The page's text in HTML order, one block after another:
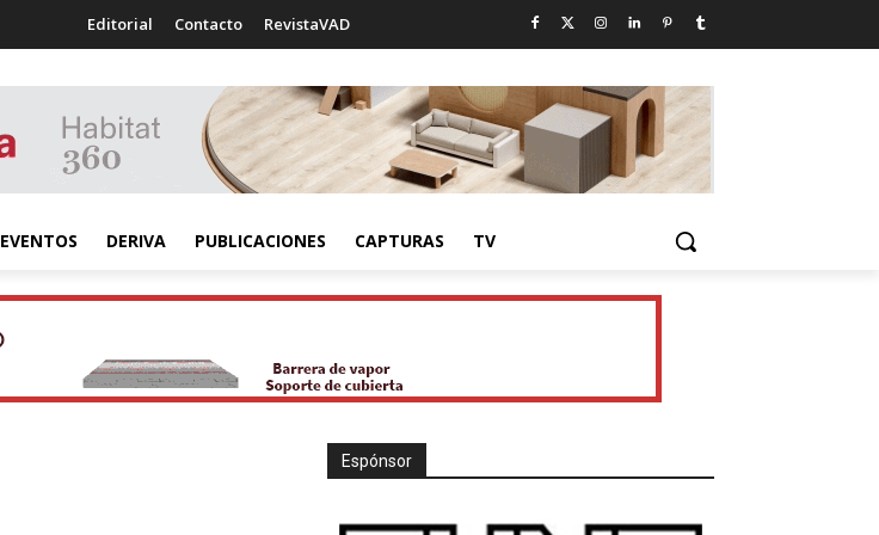
Editorial Contacto RevistaVAD
EVENTOS DERIVA PUBLICACIONES CAPTURAS TV
Espónsor